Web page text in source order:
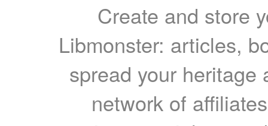
Create and store
Libmonster: articles,
spread your heritage
network of